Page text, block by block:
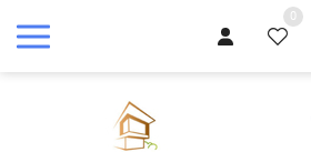
0